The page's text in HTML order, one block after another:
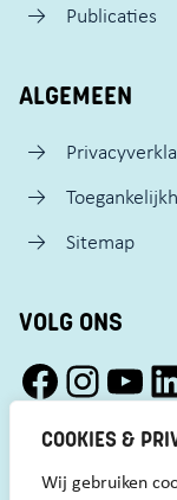
COOKIES &
Wij gebruiken
Publicaties
ALGEMEEN
Sitemap
VOLG ONS
Facebook Pact Zaandam OostInstagram Pact Zaandam Oost
YouTube Pact